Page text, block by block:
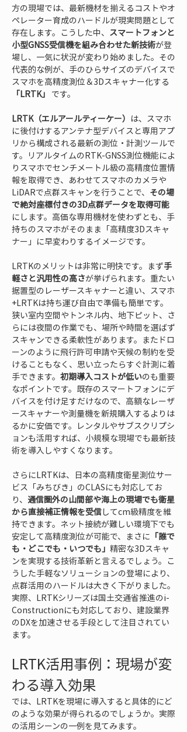
方の現場では、最新機材を揃えるコストやオ
ペレーター育成のハードルが現実問題として
存在します。こうした中、 スマートフォンと
小型GNSS受信機を組み合わせた新技術が登
場し、一気に状況が変わり始めました。その
代表的な例が、手のひらサイズのデバイスで
スマホを高精度測位＆3Dスキャナー化する
「LRTK」 です。
LRTK（エルアールティーケー） は、スマホ
に後付けするアンテナ型デバイスと専用アプ
リから構成される最新の測位・計測ツールで
す。リアルタイムのRTK-GNSS測位機能によ
りスマホでセンチメートル級の高精度位置情
報を取得でき、あわせてスマホのカメラや
LiDARで点群スキャンを行うことで、 その場
で絶対座標付きの3D点群データを取得可能
にします。高価な専用機材を使わずとも、手
持ちのスマホがそのまま「高精度3Dスキャ
ナー」に早変わりするイメージです。
LRTKのメリットは非常に明快です。まず手
軽さと汎用性の高さが挙げられます。重たい
据置型のレーザースキャナーと違い、スマホ
+LRTKは持ち運び自由で準備も簡単です。
狭い室内空間やトンネル内、地下ピット、さ
らには夜間の作業でも、場所や時間を選ばず
スキャンできる柔軟性があります。またドロ
ーンのように飛行許可申請や天候の制約を受
けることもなく、思い立ったらすぐ計測に着
手できます。 初期導入コストが低いのも重要
なポイントです。既存のスマートフォンにデ
バイスを付け足すだけなので、高額なレーザ
ースキャナーや測量機を新規購入するよりは
るかに安価です。レンタルやサブスクリプシ
ョンも活用すれば、小規模な現場でも最新技
術を導入しやすくなります。
さらにLRTKは、日本の高精度衛星測位サー
ビス「みちびき」のCLASにも対応してお
り、 通信圏外の山間部や海上の現場でも衛星
から直接補正情報を受信してcm級精度を維
持できます。ネット接続が難しい環境下でも
安定して高精度測位が可能で、まさに 「誰で
も・どこでも・いつでも」 精密な3Dスキャ
ンを実現する技術革新と言えるでしょう。こ
うした手軽なソリューションの登場により、
点群活用のハードルは大きく下がりました。
実際、LRTKシリーズは国土交通省推進のi-
Constructionにも対応しており、建設業界
のDXを加速させる手段として注目されてい
ます。
LRTK活用事例：現場が変
わる導入効果
では、LRTKを現場に導入すると具体的にど
のような効果が得られるのでしょうか。実際
の活用シーンの一例を見てみます。